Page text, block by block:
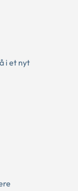
i et nyt